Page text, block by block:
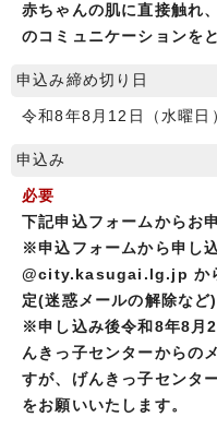
赤ちゃんの肌に直接触れ
のコミュニケーションを
申込み締め切り日
令和8年8月12日（水曜日
申込み
必要
下記申込フォームからお
※申込フォームから申し
@city.kasugai.lg.jp から
定(迷惑メールの解除など
※申し込み後令和8年8月
んきっ子センターからの
すが、げんきっ子センタ
をお願いいたします。